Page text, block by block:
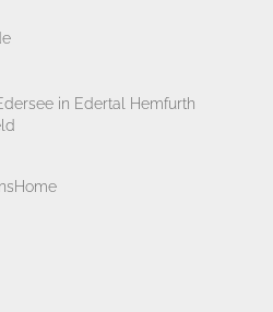
in Edertal Hemfurth